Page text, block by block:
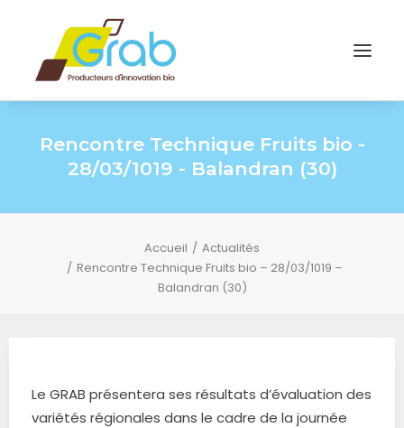
Rencontre Technique Fruits bio -
28/03/1019 - Balandran (30)
Accueil
Actualités
Rencontre Technique Fruits bio – 28/03/1019 –
Balandran (30)
Le GRAB présentera ses résultats d’évaluation des
variétés régionales dans le cadre de la journée